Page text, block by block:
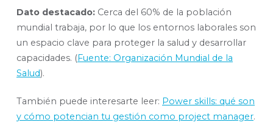
Dato destacado: Cerca del 60% de la población
mundial trabaja, por lo que los entornos laborales son
un espacio clave para proteger la salud y desarrollar
capacidades. (Fuente: Organización Mundial de la
Salud).
También puede interesarte leer: Power skills: qué son
y cómo potencian tu gestión como project manager.